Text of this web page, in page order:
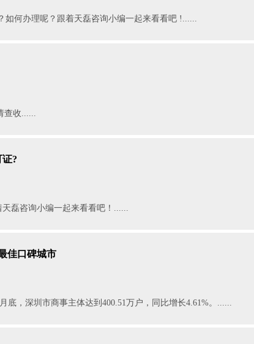
如何办理呢？跟着天磊咨询小编一起来看看吧!......
查收......
?
磊咨询小编一起来看看吧！......
佳口碑城市
，深圳市商事主体达到400.51万户，同比增长4.61%。......